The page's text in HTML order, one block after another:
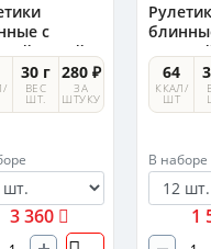
с
икрой
30 г
ВЕС
ШТ.
280 ₽
ЗА
ШТУКУ
3 360
64
ККАЛ/
ШТ
В наборе
1